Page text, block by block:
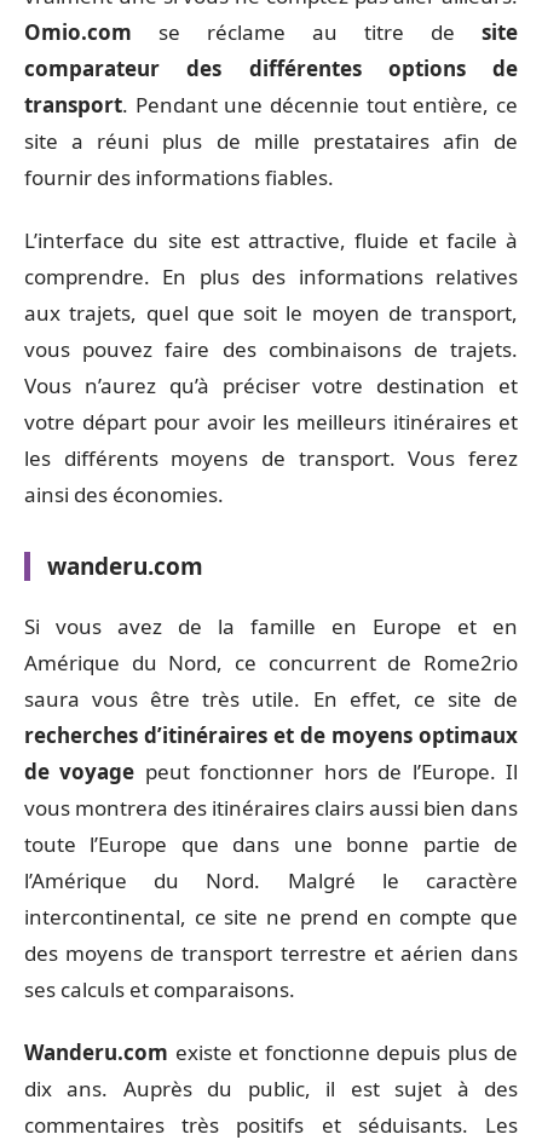
Omio.com se réclame au titre de site
comparateur des différentes options de
transport. Pendant une décennie tout entière, ce
site a réuni plus de mille prestataires afin de
fournir des informations fiables.
L’interface du site est attractive, fluide et facile à
comprendre. En plus des informations relatives
aux trajets, quel que soit le moyen de transport,
vous pouvez faire des combinaisons de trajets.
Vous n’aurez qu’à préciser votre destination et
votre départ pour avoir les meilleurs itinéraires et
les différents moyens de transport. Vous ferez
ainsi des économies.
wanderu.com
Si vous avez de la famille en Europe et en
Amérique du Nord, ce concurrent de Rome2rio
saura vous être très utile. En effet, ce site de
recherches d’itinéraires et de moyens optimaux
de voyage peut fonctionner hors de l’Europe. Il
vous montrera des itinéraires clairs aussi bien dans
toute l’Europe que dans une bonne partie de
l’Amérique du Nord. Malgré le caractère
intercontinental, ce site ne prend en compte que
des moyens de transport terrestre et aérien dans
ses calculs et comparaisons.
Wanderu.com existe et fonctionne depuis plus de
dix ans. Auprès du public, il est sujet à des
commentaires très positifs et séduisants. Les